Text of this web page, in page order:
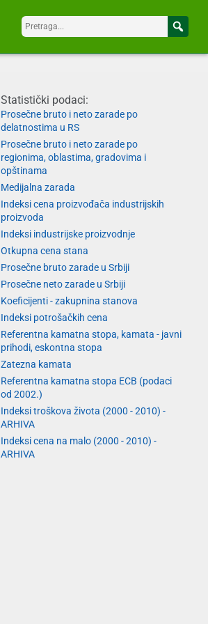
Statistički podaci:
Prosečne bruto i neto zarade po
delatnostima u RS
Prosečne bruto i neto zarade po
regionima, oblastima, gradovima i
opštinama
Medijalna zarada
Indeksi cena proizvođača industrijskih
proizvoda
Indeksi industrijske proizvodnje
Otkupna cena stana
Prosečne bruto zarade u Srbiji
Prosečne neto zarade u Srbiji
Koeficijenti - zakupnina stanova
Indeksi potrošačkih cena
Referentna kamatna stopa, kamata - javni
prihodi, eskontna stopa
Zatezna kamata
Referentna kamatna stopa ECB (podaci
od 2002.)
Indeksi troškova života (2000 - 2010) -
ARHIVA
Indeksi cena na malo (2000 - 2010) -
ARHIVA